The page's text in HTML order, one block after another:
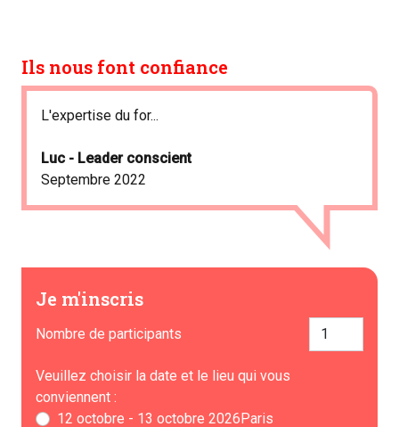
Ils nous font confiance
L'expertise du for...
Luc - Leader conscient
Septembre 2022
Je m'inscris
Nombre de participants
Veuillez choisir la date et le lieu qui vous
conviennent :
12 octobre - 13 octobre 2026Paris